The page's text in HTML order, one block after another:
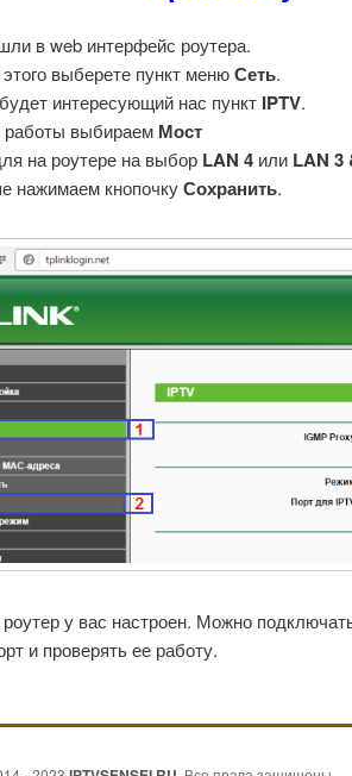
в web интерфейс роутера.
выберете пункт менюСеть.
интересующий нас пункт IPTV.
выбираем Мост
на роутере на выбор LAN 4 или LAN 3
нажимаем кнопочкуСохранить.
у вас настроен. Можно
и проверять ее работу.